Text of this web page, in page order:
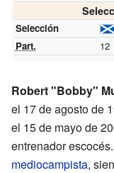
Selección
Part.
12
Robert "Bobby"
el 17 de agosto de
el 15 de mayo de
entrenador
mediocampista,